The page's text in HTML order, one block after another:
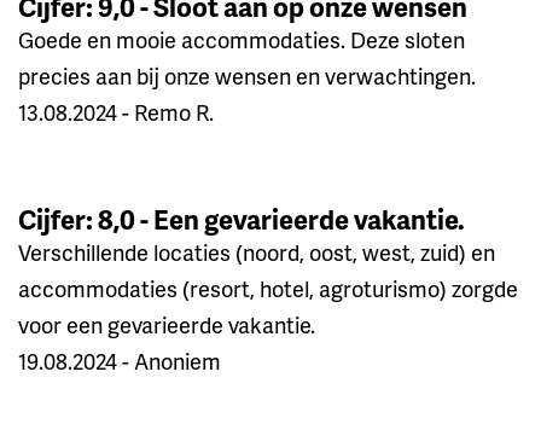
Goede en mooie accommodaties. Deze sloten
precies aan bij onze wensen en verwachtingen.
13.08.2024 - Remo R.
Cijfer: 8,0 - Een gevarieerde vakantie.
Verschillende locaties (noord, oost, west, zuid) en
accommodaties (resort, hotel, agroturismo) zorgde
voor een gevarieerde vakantie.
19.08.2024 - Anoniem